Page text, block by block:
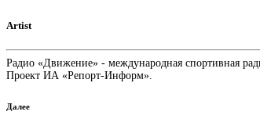
Artist
Радио «Движение» - международная спортивная
Проект ИА «Репорт-Информ».
Далее